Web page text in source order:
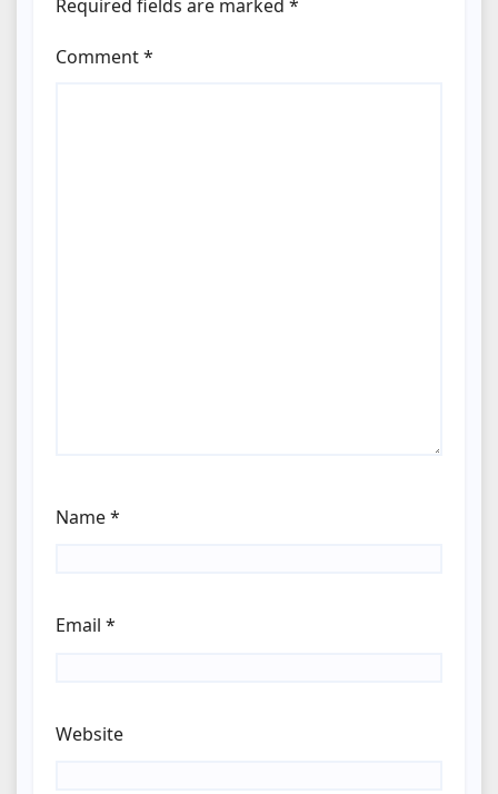
Required fields are marked *
Comment*
Name*
Email *
Website